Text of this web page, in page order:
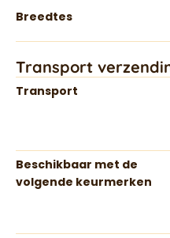
Breedtes
Transport
Transport
Beschikbaar met de
volgende keurmerken